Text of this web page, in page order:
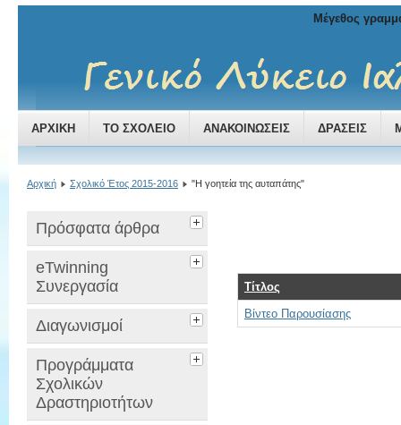
ΑΡΧΙΚΉ ΤΟ ΣΧΟΛΕΊΟ ΑΝΑΚΟΙΝΏΣΕΙΣ ΔΡΆΣΕΙΣ
Μέγεθος
Αρχική Σχολικό Έτος 2015-2016 "Η γοητεία της αυταπάτης"
Πρόσφατα άρθρα
eTwinning
Συνεργασία
Διαγωνισμοί
Προγράμματα
Σχολικών
Δραστηριοτήτων
Τίτλος
Βίντεο Παρουσίασης